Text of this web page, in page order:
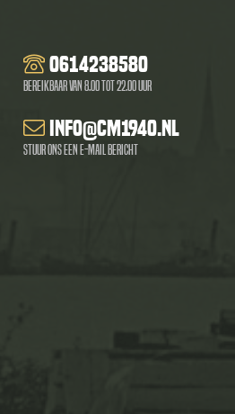
0614238580
Bereikbaar van 8.00 tot 22.00 uur
info@cm1940.nl
Stuur ons een e-mail bericht